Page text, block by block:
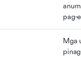
pag-
Mga